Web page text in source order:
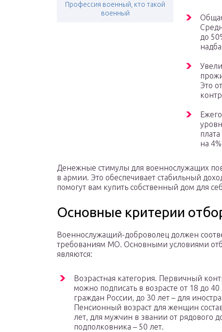
Профессия военный, кто такой
военный
до
Это
на
Денежные стимулы для военнослужащих
в армии. Это обеспечивает стабильный
помогут вам купить собственный дом для
Основные критерии
Военнослужащий-доброволец должен
требованиям МО. Основными условиями
являются:
Возрастная категория. Первичный
можно подписать в возрасте от 18 до 40
граждан России, до 30 лет – для
Пенсионный возраст для женщин
лет, для мужчин в звании от рядового
подполковника – 50 лет.